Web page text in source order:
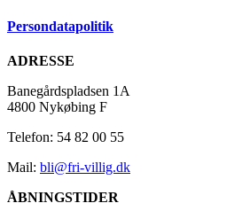
Persondatapolitik
ADRESSE
Banegårdspladsen 1A
4800 Nykøbing F
Telefon: 54 82 00 55
Mail: bli@fri-villig.dk
ÅBNINGSTIDER